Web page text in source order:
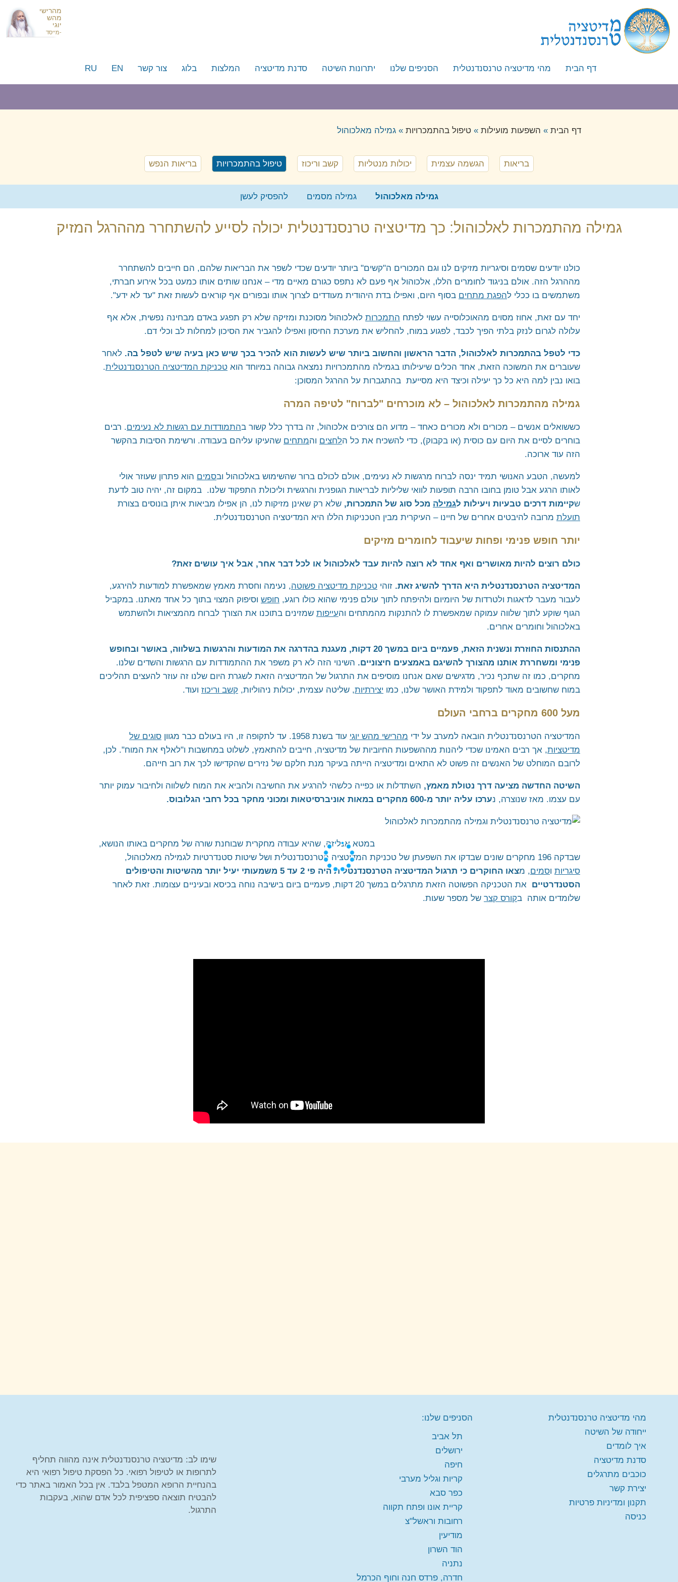
מהרישי
מהש
יוגי
-מייסד
דף הבית
מהי מדיטציה טרנסנדנטלית
מהי מדיטציה טרנסנדנטלית
מייסד השיטה – מהרישי מהש יוגי
המלצה לספר – העוצמה שבשקט
המלצה לספר – מדע ההוויה ואומנות החיים
שאלות נפוצות
לימוד מדיטציה טרנסנדנטלית בארגונים
הסניפים שלנו
תל אביב
חדרה, פרדס חנה וחוף הכרמל
נתניה – כפר יונה
הוד השרון
כפר סבא
רחובות וראשל"צ
קריית אונו ופתח תקווה
כרמיאל ומשגב
טבעון והעמקים
טבריה ועמק הירדן
ראש פינה, אצבע הגליל והגולן
אשדוד, אשקלון ונגב מערבי
באר שבע והדרום
אילת והערבה
השומרון
יתרונות השיטה סדנת מדיטציה
המלצות
אנשי עסקים וסלבריטאים ישראלים
בלוג צור קשר EN
RU
דף הבית » השפעות מועילות » טיפול בהתמכרויות » גמילה מאלכוהול
גמילה מאלכוהול גמילה מסמים להפסיק לעשן
בריאות הגשמה עצמית יכולות מנטליות קשב וריכוז טיפול בהתמכרויות בריאות הנפש
גמילה מהתמכרות לאלכוהול: כך מדיטציה טרנסנדנטלית יכולה לסייע להשתחרר מההרגל המזיק
כולנו יודעים שסמים וסיגריות מזיקים לנו וגם המכורים ה"קשים" ביותר יודעים שכדי לשפר את הבריאות שלהם, הם חייבים להשתחרר
מההרגל הזה. אולם בניגוד לחומרים הללו, אלכוהול אף פעם לא נתפס כגורם מאיים מדי – אנחנו שותים אותו כמעט בכל אירוע חברתי,
משתמשים בו ככלי להפגת מתחים בסוף היום, ואפילו בדת היהודית מעודדים לצרוך אותו ובפורים אף קוראים לעשות זאת "עד לא ידע".
יחד עם זאת, אחוז מסוים מהאוכלוסייה עשוי לפתח התמכרות לאלכוהול מסוכנת ומזיקה שלא רק תפגע באדם מבחינה נפשית, אלא אף
עלולה לגרום לנזק בלתי הפיך לכבד, לפגוע במוח, להחליש את מערכת החיסון ואפילו להגביר את הסיכון למחלות לב וכלי דם.
כדי לטפל בהתמכרות לאלכוהול, הדבר הראשון והחשוב ביותר שיש לעשות הוא להכיר בכך שיש כאן בעיה שיש לטפל בה. לאחר
שעוברים את המשוכה הזאת, אחד הכלים שיעילותו בגמילה מהתמכרויות נמצאה גבוהה במיוחד הוא טכניקת המדיטציה הטרנסנדנטלית.
בואו נבין למה היא כל כך יעילה וכיצד היא מסייעת בהתגברות על ההרגל המסוכן:
גמילה מהתמכרות לאלכוהול – לא מוכרחים "לברוח" לטיפה המרה
כששואלים אנשים – מכורים ולא מכורים כאחד – מדוע הם צורכים אלכוהול, זה בדרך כלל קשור בהתמודדות עם רגשות לא נעימים. רבים
בוחרים לסיים את היום עם כוסית (או בקבוק), כדי להשכיח את כל הלחצים והמתחים שהעיקו עליהם בעבודה. ורשימת הסיבות בהקשר
הזה עוד ארוכה.
למעשה, הטבע האנושי תמיד ינסה לברוח מרגשות לא נעימים, אולם לכולם ברור שהשימוש באלכוהול ובסמים הוא פתרון שעוזר אולי
לאותו הרגע אבל טומן בחובו הרבה תופעות לוואי שליליות לבריאות הגופנית והרגשית וליכולת התפקוד שלנו. במקום זה, יהיה טוב לדעת
שקיימות דרכים טבעיות ויעילות לגמילה מכל סוג של התמכרות, שלא רק שאינן מזיקות לנו, הן אפילו מביאות איתן בונוסים בצורת
תועלת מרובה להיבטים אחרים של חיינו – העיקרית מבין הטכניקות הללו היא המדיטציה הטרנסנדנטלית.
יותר חופש פנימי ופחות שיעבוד לחומרים מזיקים
כולם רוצים להיות מאושרים ואף אחד לא רוצה להיות עבד לאלכוהול או לכל דבר אחר, אבל איך עושים זאת?
המדיטציה הטרנסנדנטלית היא הדרך להשיג זאת. זוהי טכניקת מדיטציה פשוטה, נעימה וחסרת מאמץ שמאפשרת למודעות להירגע,
לעבור מעבר לדאגות ולטרדות של היומיום ולהיפתח לתוך עולם פנימי שהוא כולו רוגע, חופש וסיפוק המצוי בתוך כל אחד מאתנו. במקביל
הגוף שוקע לתוך שלווה עמוקה שמאפשרת לו להתנקות מהמתחים והעייפות שמזינים בתוכנו את הצורך לברוח מהמציאות ולהשתמש
באלכוהול וחומרים אחרים.
ההתנסות החוזרת ונשנית הזאת, פעמיים ביום במשך 20 דקות, מעגנת בהדרגה את המודעות והרגשות בשלווה, באושר ובחופש
פנימי ומשחררת אותנו מהצורך להשיגם באמצעים חיצוניים. השינוי הזה לא רק משפר את ההתמודדות עם הרגשות והשדים שלנו.
מחקרים, כמו זה שתכף נכיר, מדגישים שאם אנחנו מוסיפים את התרגול של המדיטציה הזאת לשגרת היום שלנו זה עוזר להעצים תהליכים
במוח שחשובים מאוד לתפקוד ולמידת האושר שלנו, כמו יצירתיות, שליטה עצמית, יכולות ניהוליות, קשב וריכוז ועוד.
מעל 600 מחקרים ברחבי העולם
המדיטציה הטרנסנדנטלית הובאה למערב על ידי מהרישי מהש יוגי עוד בשנת 1958. עד לתקופה זו, היו בעולם כבר מגוון
סוגים של
מדיטציות, אך רבים האמינו שכדי ליהנות מההשפעות החיוביות של מדיטציה, חייבים להתאמץ, לשלוט במחשבות ו"לאלף את המוח". לכן,
לרובם המוחלט של האנשים זה פשוט לא התאים ומדיטציה הייתה בעיקר מנת חלקם של נזירים שהקדישו לכך את רוב חייהם.
השיטה החדשה מציעה דרך נטולת מאמץ, השתדלות או כפייה כלשהי להרגיע את החשיבה ולהביא את המוח לשלווה ולחיבור עמוק יותר
עם עצמו. מאז שנוצרה, נערכו עליה יותר מ-600 מחקרים במאות אוניברסיטאות ומכוני מחקר בכל רחבי הגלובוס.
במטא אנליזה, שהיא עבודה מחקרית שבוחנת שורה של מחקרים באותו הנושא,
שבדקה 196 מחקרים שונים שבדקו את השפעתן של טכניקת המדיטציה הטרנסנדנטלית ושל שיטות סטנדרטיות לגמילה מאלכוהול,
סיגריות וסמים, מ
צאו החוקרים כי תרגול המדיטציה הטרנסנדנטלית היה פי 2 עד 5 משמעותי יעיל יותר מהשיטות והטיפולים
הסטנדרטיים
את הטכניקה הפשוטה הזאת מתרגלים במשך 20 דקות, פעמיים ביום בישיבה נוחה בכיסא ובעיניים עצומות. זאת לאחר
שלומדים אותה בקורס קצר של מספר שעות.
מהי מדיטציה טרנסנדנטלית
ייחודה של השיטה
איך לומדים
סדנת מדיטציה
כוכבים מתרגלים
יצירת קשר
תקנון ומדיניות פרטיות
כניסה
הסניפים שלנו:
תל אביב
ירושלים
חיפה
קריות וגליל מערבי
כפר סבא
קריית אונו ופתח תקווה
רחובות וראשל"צ
מודיעין
הוד השרון
נתניה
חדרה, פרדס חנה וחוף הכרמל
שימו לב: מדיטציה טרנסנדנטלית אינה מהווה תחליף
לתרופות או לטיפול רפואי. כל הפסקת טיפול רפואי היא
בהנחיית הרופא המטפל בלבד. אין בכל האמור באתר כדי
להבטיח תוצאה ספציפית לכל אדם שהוא, בעקבות
התרגול.